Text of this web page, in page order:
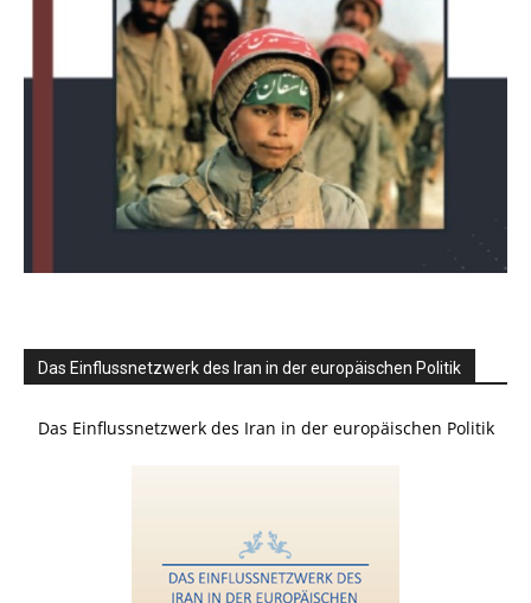
Das Einflussnetzwerk des Iran in der europäischen Politik
Das Einflussnetzwerk des Iran in der europäischen Politik